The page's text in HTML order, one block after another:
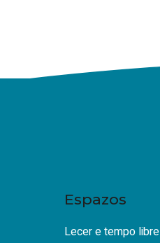
Espazos
Lecer e tempo libre